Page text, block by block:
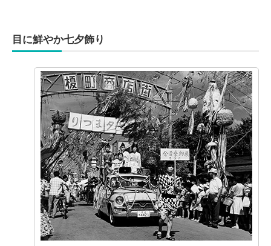
目に鮮やか七夕飾り